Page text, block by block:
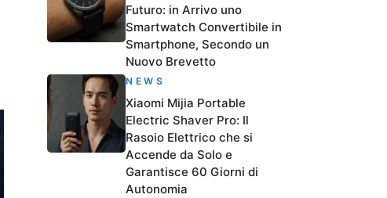
Futuro: in Arrivo uno
Smartwatch Convertibile in
Smartphone, Secondo un
Nuovo Brevetto
NEWS
Xiaomi Mijia Portable
Electric Shaver Pro: Il
Rasoio Elettrico che si
Accende da Solo e
Garantisce 60 Giorni di
Autonomia